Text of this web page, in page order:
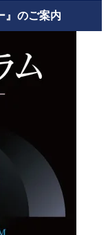
』のご案内